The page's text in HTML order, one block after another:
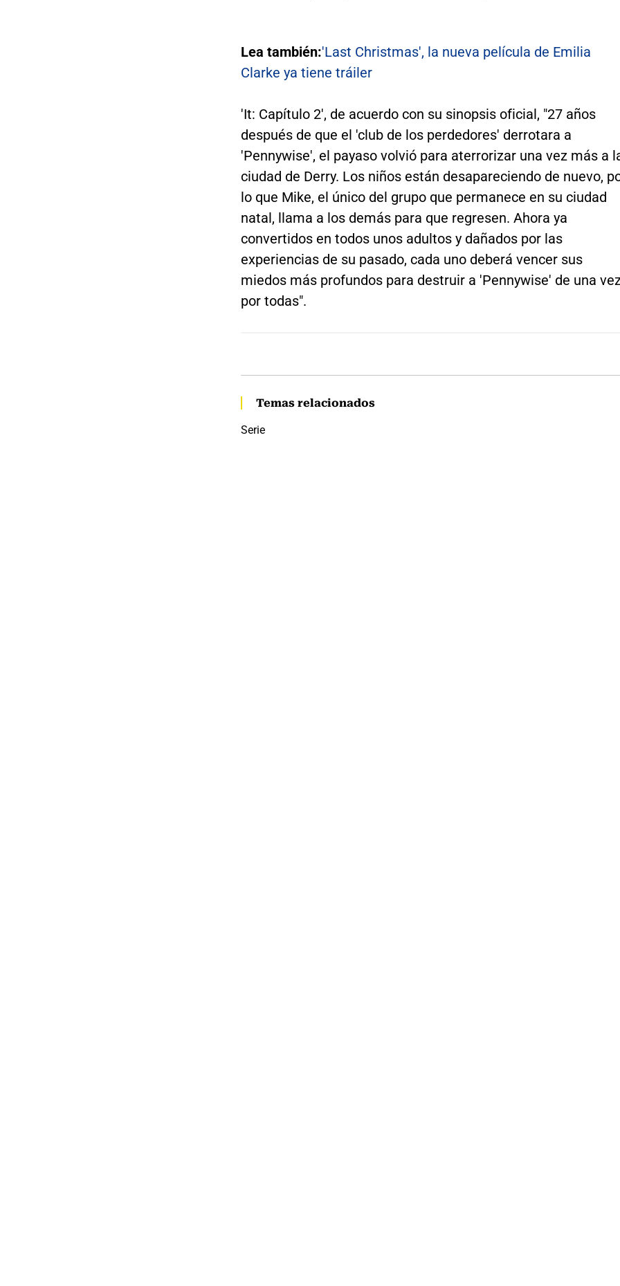
Lea también:'Last Christmas', la nueva película de Emilia
Clarke ya tiene tráiler
'It: Capítulo 2', de acuerdo con su sinopsis oficial, "27 años
después de que el 'club de los perdedores' derrotara a
'Pennywise', el payaso volvió para aterrorizar una vez más a
ciudad de Derry. Los niños están desapareciendo de nuevo,
lo que Mike, el único del grupo que permanece en su ciudad
natal, llama a los demás para que regresen. Ahora ya
convertidos en todos unos adultos y dañados por las
experiencias de su pasado, cada uno deberá vencer sus
miedos más profundos para destruir a 'Pennywise' de una
por todas".
Temas relacionados
Serie